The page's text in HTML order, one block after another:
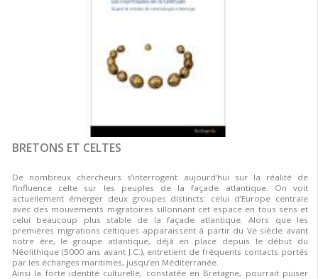
BRETONS ET CELTES
De nombreux chercheurs s’interrogent aujourd’hui sur la réalité de
l’influence celte sur les peuples de la façade atlantique. On voit
actuellement émerger deux groupes distincts: celui d’Europe centrale
avec des mouvements migratoires sillonnant cet espace en tous sens et
celui beaucoup plus stable de la façade atlantique. Alors que les
premières migrations celtiques apparaissent à partir du Ve siècle avant
notre ère, le groupe atlantique, déjà en place depuis le début du
Néolithique (5000 ans avant J.C.), entretient de fréquents contacts portés
par les échanges maritimes, jusqu’en Méditerranée.
Ainsi la forte identité culturelle, constatée en Bretagne, pourrait puiser